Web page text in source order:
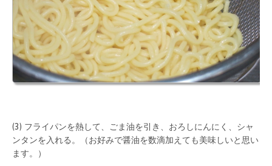
(3) フライパンを熱して、ごま油を引き、おろしにんにく、シャ
ンタンを入れる。（お好みで醤油を数滴加えても美味しいと思い
ます。）